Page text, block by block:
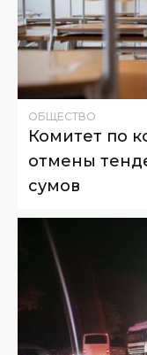
ОБЩЕСТВО
Комитет по
отмены
сумов